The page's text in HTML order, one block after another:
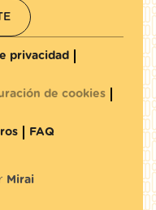
privacidad
de cookies
FAQ
Mirai